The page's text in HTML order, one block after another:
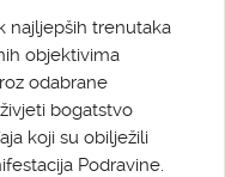
najljepših trenutaka
objektivima
odabrane
bogatstvo
koji su obilježili
Podravine.